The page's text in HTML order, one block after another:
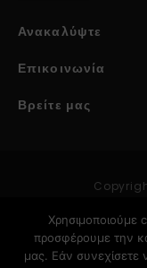
Ανακαλύψτε
Επικοινωνία
Βρείτε μας
Χρησιμοποιούμε
προσφέρουμε την
μας. Εάν συνεχίσετε